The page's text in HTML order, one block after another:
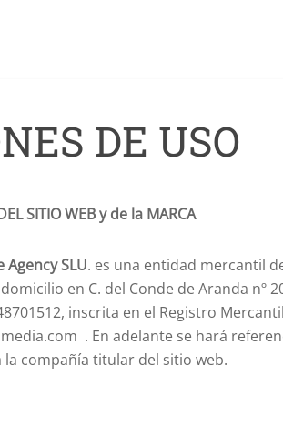
DE USO
SITIO WEB y de la MARCA
Agency SLU. es una entidad mercantil
en C. del Conde de Aranda nº
inscrita en el Registro
. En adelante se hará
la compañía titular del sitio web.